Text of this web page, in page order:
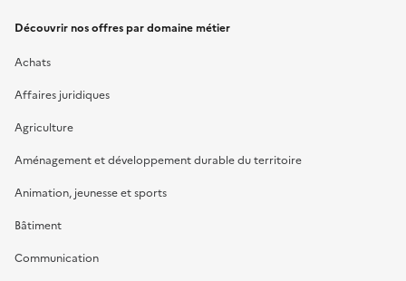
Découvrir nos offres par domaine métier
Achats
Affaires juridiques
Agriculture
Aménagement et développement durable du territoire
Animation, jeunesse et sports
Bâtiment
Communication